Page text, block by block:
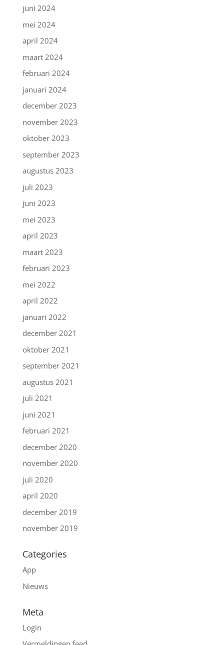
juni 2024
mei 2024
april 2024
maart 2024
februari 2024
januari 2024
december 2023
november 2023
oktober 2023
september 2023
augustus 2023
juli 2023
juni 2023
mei 2023
april 2023
maart 2023
februari 2023
mei 2022
april 2022
januari 2022
december 2021
oktober 2021
september 2021
augustus 2021
juli 2021
juni 2021
februari 2021
december 2020
november 2020
juli 2020
april 2020
december 2019
november 2019
Categories
App
Nieuws
Meta
Login